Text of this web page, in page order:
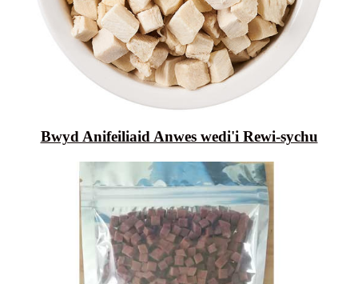
Bwyd Anifeiliaid Anwes wedi'i Rewi-sychu